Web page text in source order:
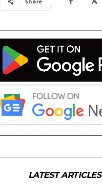
LATEST ARTICLES